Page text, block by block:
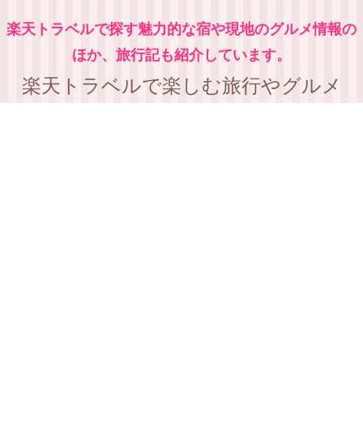
楽天トラベルで探す魅力的な宿や現地のグルメ情報の
ほか、旅行記も紹介しています。
楽天トラベルで楽しむ旅行やグルメ